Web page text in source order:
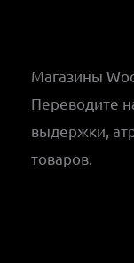
Магазины
Переводите
выдержки,
товаров.